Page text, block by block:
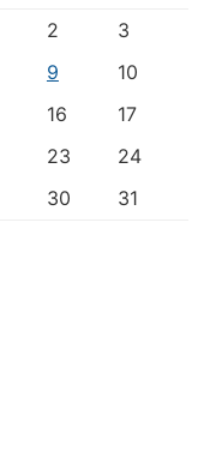
2
3
9
10
16
17
23
24
30 31